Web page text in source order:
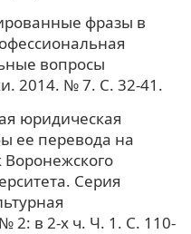
фразы в
вопросы
2014. № 7. С. 32-41.
юридическая
ее перевода на
Воронежского
Серия
2: в 2-х ч. Ч. 1. С. 110-